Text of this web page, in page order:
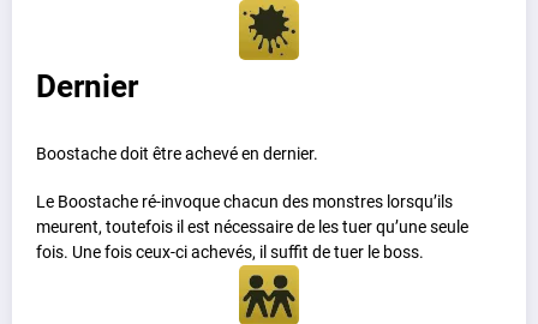
Dernier
Boostache doit être achevé en dernier.
Le Boostache ré-invoque chacun des monstres lorsqu’ils
meurent, toutefois il est nécessaire de les tuer qu’une seule
fois. Une fois ceux-ci achevés, il suffit de tuer le boss.